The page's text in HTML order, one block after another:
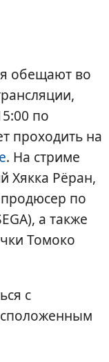
обещают во
по
проходить на
. На стриме
Хякка Рёран,
по
а также
Томоко
с